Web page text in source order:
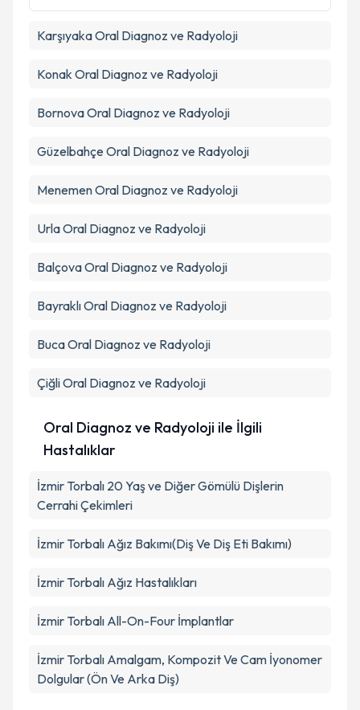
KarşıyakaOral Diagnoz ve Radyoloji
Konak Oral Diagnoz ve Radyoloji
BornovaOral Diagnoz ve Radyoloji
Güzelbahçe Oral Diagnoz ve Radyoloji
MenemenOral Diagnoz ve Radyoloji
UrlaOral Diagnoz ve Radyoloji
BalçovaOral Diagnoz ve Radyoloji
BayraklıOral Diagnoz ve Radyoloji
BucaOral Diagnoz ve Radyoloji
ÇiğliOral Diagnoz ve Radyoloji
Oral Diagnoz ve Radyoloji ile İlgili
Hastalıklar
İzmir Torbalı 20 Yaş ve Diğer Gömülü Dişlerin
Cerrahi Çekimleri
İzmir Torbalı Ağız Bakımı(Diş Ve Diş Eti Bakımı)
İzmir Torbalı Ağız Hastalıkları
İzmir Torbalı All-On-Four İmplantlar
İzmir Torbalı Amalgam, Kompozit Ve Cam İyonomer
Dolgular (Ön Ve Arka Diş)